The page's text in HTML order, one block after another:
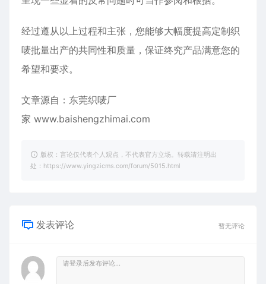
经过遵从以上过程和主张，您能够大幅度提高定制织
唛批量出产的共同性和质量，保证终究产品满意您的
希望和要求。
文章源自：东莞织唛厂
家 www.baishengzhimai.com
版权：言论仅代表个人观点，不代表官方立场。转载请注明出
处：https://www.yingzicms.com/forum/5015.html
发表评论 暂无评论